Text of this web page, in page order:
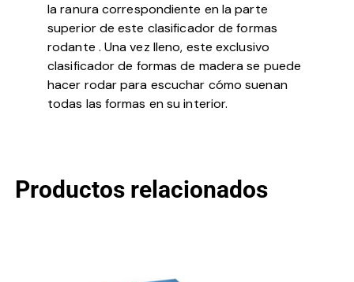
la ranura correspondiente en la parte
superior de este clasificador de formas
rodante . Una vez lleno, este exclusivo
clasificador de formas de madera se puede
hacer rodar para escuchar cómo suenan
todas las formas en su interior.
Productos relacionados